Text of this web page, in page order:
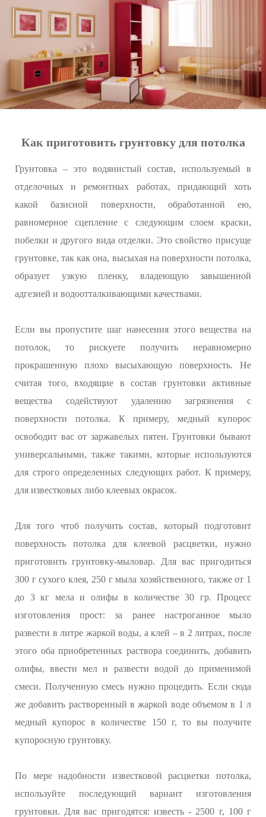
Как приготовить грунтовку для потолка
Грунтовка – это водянистый состав, используемый в
отделочных и ремонтных работах, придающий хоть
какой базисной поверхности, обработанной ею,
равномерное сцепление с следующим слоем краски,
побелки и другого вида отделки. Это свойство присуще
грунтовке, так как она, высыхая на поверхности потолка,
образует узкую пленку, владеющую завышенной
адгезией и водоотталкивающими качествами.
Если вы пропустите шаг нанесения этого вещества на
потолок, то рискуете получить неравномерно
прокрашенную плохо высыхающую поверхность. Не
считая того, входящие в состав грунтовки активные
вещества содействуют удалению загрязнения с
поверхности потолка. К примеру, медный купорос
освободит вас от заржавелых пятен. Грунтовки бывают
универсальными, также такими, которые используются
для строго определенных следующих работ. К примеру,
для известковых либо клеевых окрасок.
Для того чтоб получить состав, который подготовит
поверхность потолка для клеевой расцветки, нужно
приготовить грунтовку-мыловар. Для вас пригодиться
300 г сухого клея, 250 г мыла хозяйственного, также от 1
до 3 кг мела и олифы в количестве 30 гр. Процесс
изготовления прост: за ранее настроганное мыло
развести в литре жаркой воды, а клей – в 2 литрах, после
этого оба приобретенных раствора соединить, добавить
олифы, ввести мел и развести водой до применимой
смеси. Полученную смесь нужно процедить. Если сюда
же добавить растворенный в жаркой воде объемом в 1 л
медный купорос в количестве 150 г, то вы получите
купоросную грунтовку.
По мере надобности известковой расцветки потолка,
используйте последующий вариант изготовления
грунтовки. Для вас пригодятся: известь - 2500 г, 100 г